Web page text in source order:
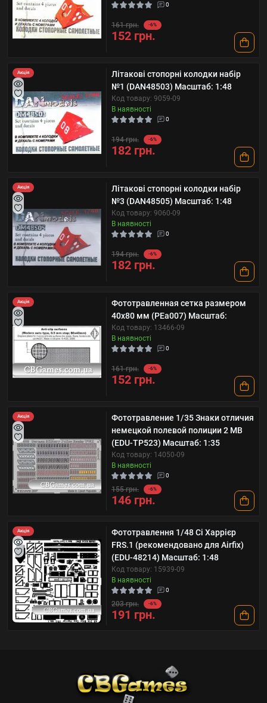
0
161 грн. -6%
152 грн.
Акція
Літакові стопорні колодки набір
№1 (DAN48503) Масштаб: 1:48
Код товару: 9059-09
В наявності
0
194 грн. -6%
182 грн.
Акція
Літакові стопорні колодки набір
№3 (DAN48505) Масштаб: 1:48
Код товару: 9060-09
В наявності
0
194 грн. -6%
182 грн.
Акція
Фототравленная сетка размером
40х80 мм (PEa007) Масштаб:
Код товару: 13466-09
В наявності
0
161 грн. -6%
152 грн.
Акція
Фототравление 1/35 Знаки отличия
немецкой полевой полиции 2 МВ
(EDU-TP523) Масштаб: 1:35
Код товару: 14050-09
В наявності
0
155 грн. -6%
146 грн.
Акція
Фототравлення 1/48 Сі Харрієр
FRS.1 (рекомендовано для Airfix)
(EDU-48214) Масштаб: 1:48
Код товару: 15939-09
В наявності
0
203 грн. -6%
191 грн.